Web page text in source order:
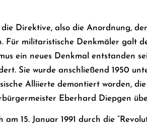
Direktive, also die Anordnung,
Für militaristische Denkmäler galt
ein neues Denkmal entstanden
Sie wurde anschließend 1950
Alliierte demontiert worden,
Eberhard Diepgen
15. Januar 1991 durch die